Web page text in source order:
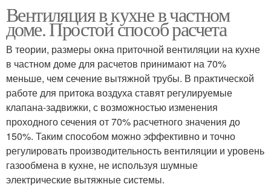
Вентиляция в кухне в частном
доме. Простой способ расчета
В теории, размеры окна приточной вентиляции на кухне
в частном доме для расчетов принимают на 70%
меньше, чем сечение вытяжной трубы. В практической
работе для притока воздуха ставят регулируемые
клапана-задвижки, с возможностью изменения
проходного сечения от 70% расчетного значения до
150%. Таким способом можно эффективно и точно
регулировать производительность вентиляции и уровень
газообмена в кухне, не используя шумные
электрические вытяжные системы.